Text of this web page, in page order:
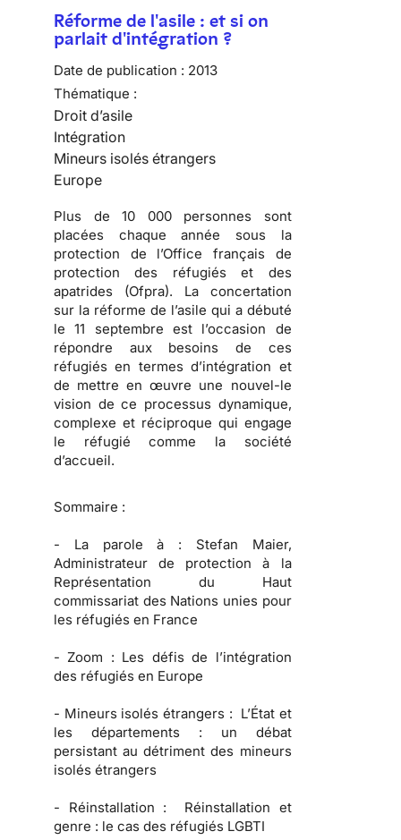
Réforme de l'asile : et si on
parlait d'intégration ?
Date de publication : 2013
Thématique :
Droit d’asile
Intégration
Mineurs isolés étrangers
Europe
Plus de 10 000 personnes sont
placées chaque année sous la
protection de l’Office français de
protection des réfugiés et des
apatrides (Ofpra). La concertation
sur la réforme de l’asile qui a débuté
le 11 septembre est l’occasion de
répondre aux besoins de ces
réfugiés en termes d’intégration et
de mettre en œuvre une nouvel-le
vision de ce processus dynamique,
complexe et réciproque qui engage
le réfugié comme la société
d’accueil.
Sommaire :
- La parole à : Stefan Maier,
Administrateur de protection à la
Représentation du Haut
commissariat des Nations unies pour
les réfugiés en France
- Zoom : Les défis de l’intégration
des réfugiés en Europe
- Mineurs isolés étrangers : L’État et
les départements : un débat
persistant au détriment des mineurs
isolés étrangers
- Réinstallation : Réinstallation et
genre : le cas des réfugiés LGBTI